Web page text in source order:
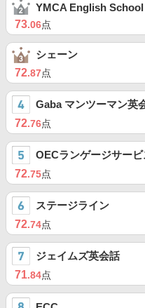
YMCA English School
73.06点
シェーン
72.87点
Gaba マンツーマン英
72.76点
OECランゲージサービ
72.75点
ステージライン
72.74点
ジェイムズ英会話
71.84点